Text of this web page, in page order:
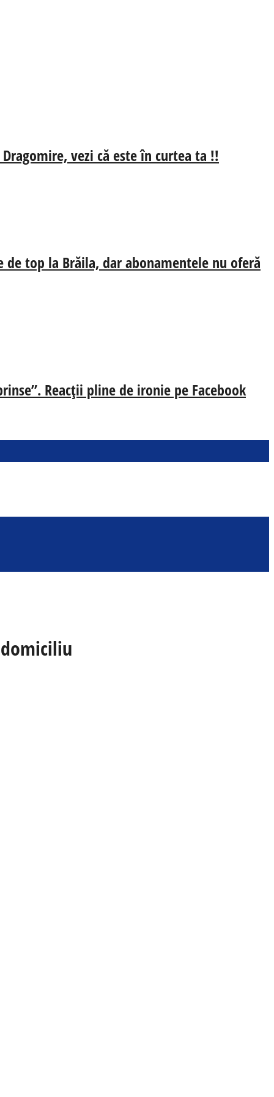
vezi că este în curtea ta !!
de top la Brăila, dar abonamentele nu oferă
Reacții pline de ironie pe Facebook